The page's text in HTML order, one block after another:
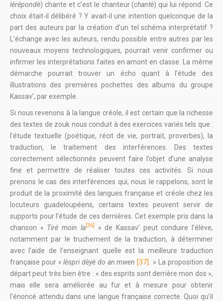
lérépondè) chante et c’est le chanteur (chantè) qui lui répond. Ce
choix était-il délibéré ? Y avait-il une intention quelconque de la
part des auteurs par la création d’un tel schéma interprétatif ?
L’échange avec les auteurs, rendu possible entre autres par les
nouveaux moyens technologiques, pourrait venir confirmer ou
infirmer les interprétations faites en amont en classe. La même
démarche pourrait trouver un écho quant à l’étude des
illustrations des premières pochettes des albums du groupe
Kassav’, par exemple.
Si nous revenons à la langue créole, il est certain que la richesse
des textes de zouk nous conduit à des exercices variés tels que :
l’étude textuelle (poétique, récit de vie, portrait, proverbes), la
traduction, le traitement des interférences. Des textes
correctement sélectionnés peuvent faire l’objet d’une analyse
fine et permettre de réaliser toutes ces activités. Si nous
prenons le cas des interférences qui, nous le rappelons, sont le
produit de la proximité des langues française et créole chez les
locuteurs guadeloupéens, certains textes peuvent servir de
supports pour l’étude de ces dernières. Cet exemple pris dans la
chanson « Tirémoin la[36] » de Kassav’ peut conduire l’élève,
notamment par le truchement de la traduction, à déterminer
avec l’aide de l’enseignant quelle est la meilleure traduction
française pour« lèspri dèyè do an mwen [37]
» La proposition de
départ peut très bien être : « des esprits sont derrière mon dos »,
mais elle sera améliorée au fur et à mesure pour obtenir
l’énoncé attendu dans une langue française correcte. Quoi qu’il